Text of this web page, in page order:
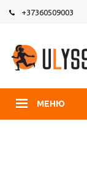
+37360509003
МЕНЮ